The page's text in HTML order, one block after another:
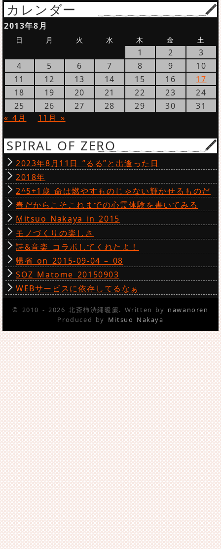
カレンダー
2013年8月
日 月 火 水 木 金 土
1 2
3
4
5 6 7 8 9
10
11
12 13 14 15 16
17
18
19 20 21 22 23
24
25
26 27 28 29 30
31
« 4月
11月 »
SPIRAL OF ZERO
2023年8月11日 ”るる”と出逢った日
2018年
2^5+1歳 命は燃やすものじゃない輝かせるものだ
春だからこそこれまでの心霊体験を書いてみる
Mitsuo Nakaya in 2015
モノづくりの楽しさ
詩&音楽 コラボしてくれたよ！
帰省 on 2015-09-04 – 08
SOZ Matome 20150903
WEBサービスに依存してるなぁ
© 2010 - 2026 北斎柿渋縄暖簾. Written by nawanoren
Produced by Mitsuo Nakaya